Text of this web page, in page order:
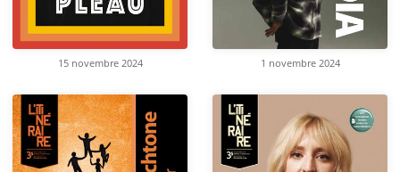
15 novembre 2024 1 novembre 2024